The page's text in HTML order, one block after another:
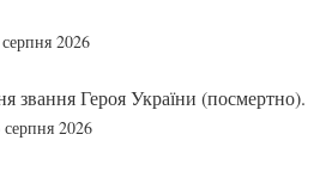
2026
звання Героя України (посмертно).
серпня 2026